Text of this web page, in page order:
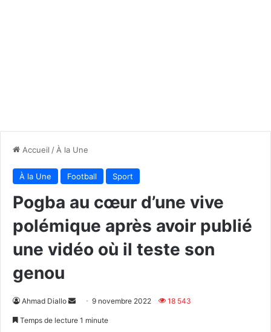
Accueil / À la Une
À la Une Football Sport
Pogba au cœur d’une vive
polémique après avoir publié
une vidéo où il teste son
genou
Ahmad Diallo
Envoyer9 novembre 2022 18 543
Temps de lecture 1 minute